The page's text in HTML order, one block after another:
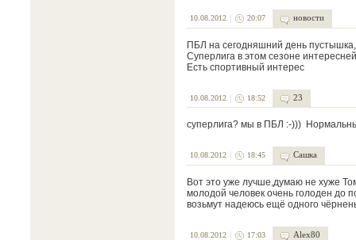
10.08.2012 20:07 новости
ПБЛ на сегодняшний день
Суперлига в этом сезоне
Есть спортивный интерес
10.08.2012 18:52 23
суперлига? мы в ПБЛ :-)))
10.08.2012 18:45 Сашка
Вот это уже лучше,думаю не хуже
молодой человек очень голоден до
возьмут надеюсь ещё одного
10.08.2012 17:03 Alex80